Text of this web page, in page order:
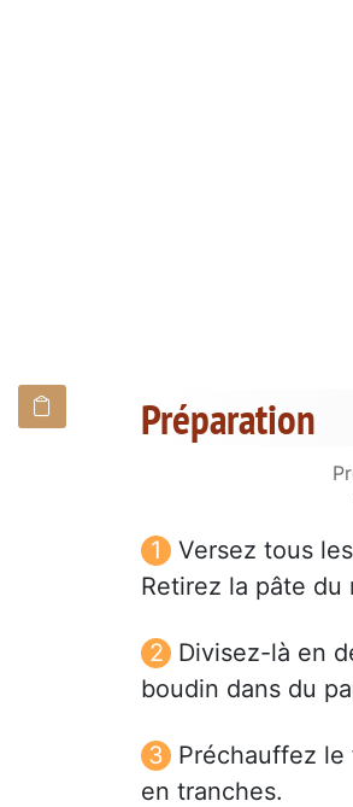
Préparation
Versez tous
Retirez la pâte
Divisez-là en
boudin dans du
Préchauffez le
en tranches.